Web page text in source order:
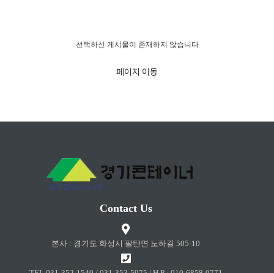
선택하신 게시물이 존재하지 않습니다
페이지 이동
Contact Us
본사 : 경기도 화성시 팔탄면 노하길 505-10